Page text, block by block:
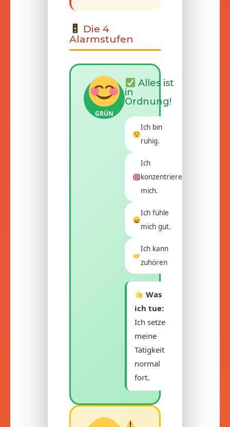
Die 4
Alarmstufen
GRÜN
Alles ist
in
Ordnung!
Ich bin
ruhig.
Ich
konzentriere
mich.
Ich fühle
mich gut.
Ich kann
zuhören
Was
ich tue:
Ich setze
meine
Tätigkeit
normal
fort.